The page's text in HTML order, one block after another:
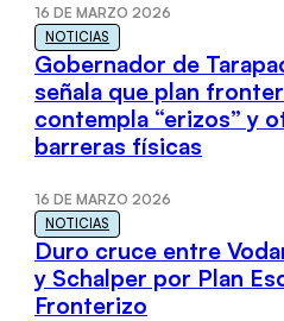
16 DE MARZO 2026
NOTICIAS
Gobernador de
señala que plan
contempla “erizos” y
barreras físicas
16 DE MARZO 2026
NOTICIAS
Duro cruce entre
y Schalper por Plan
Fronterizo